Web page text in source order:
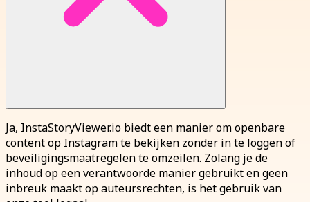
Ja, InstaStoryViewer.io biedt een manier om openbare
content op Instagram te bekijken zonder in te loggen of
beveiligingsmaatregelen te omzeilen. Zolang je de
inhoud op een verantwoorde manier gebruikt en geen
inbreuk maakt op auteursrechten, is het gebruik van